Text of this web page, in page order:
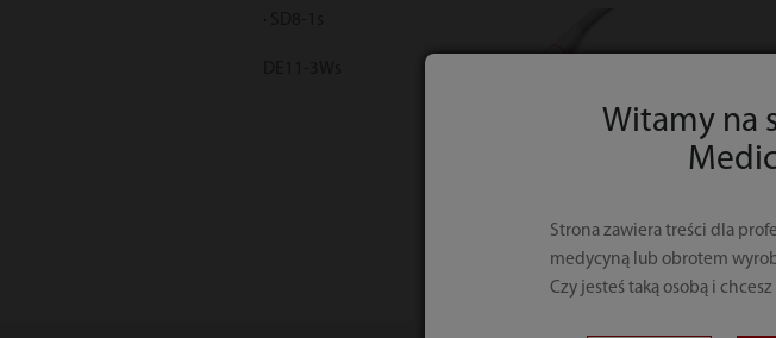
Witamy na
Strona zawiera treści dla
medycyną lub obrotem
Czy jesteś taką osobą i